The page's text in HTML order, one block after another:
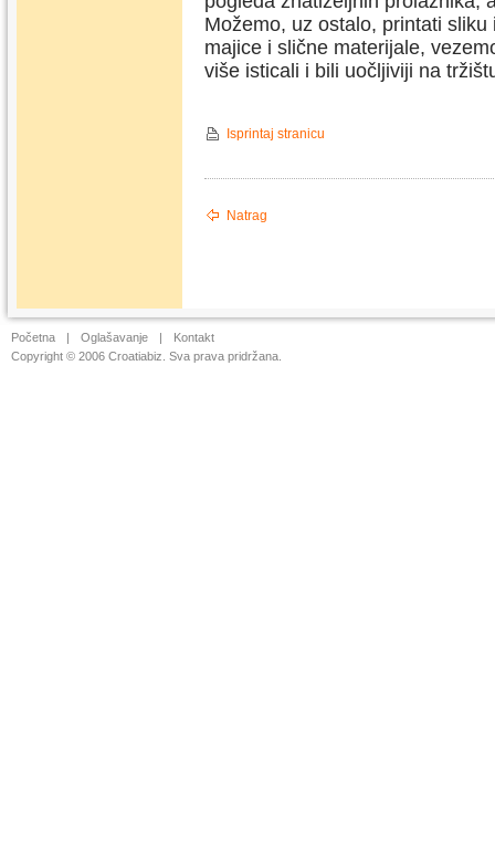
Možemo, uz ostalo, printati
majice i slične materijale,
više isticali i bili uočljiviji na
Isprintaj stranicu
Natrag
Početna | Oglašavanje |
Kontakt
Copyright © 2006 Croatiabiz. Sva prava pridržana.